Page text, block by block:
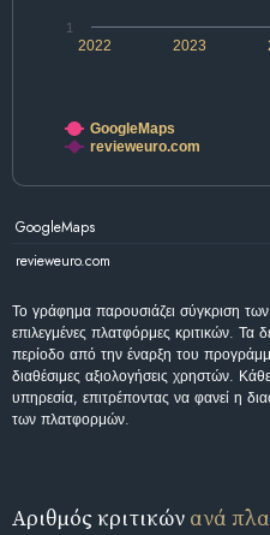
2022 2023
1
GoogleMaps
revieweuro.com
GoogleMaps
revieweuro.com
Το γράφημα παρουσιάζει σύγκριση
επιλεγμένες πλατφόρμες κριτικών. Τα
περίοδο από την έναρξη του
διαθέσιμες αξιολογήσεις χρηστών.
υπηρεσία, επιτρέποντας να φανεί η
των πλατφορμών.
Αριθμός κριτικών ανά